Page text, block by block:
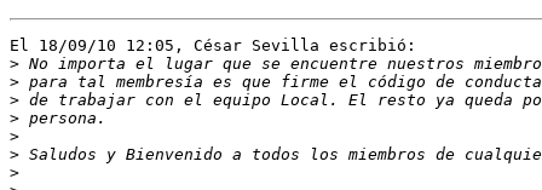
El 18/09/10 12:05, César Sevilla escribió:
>
>
>
>
>
>
>